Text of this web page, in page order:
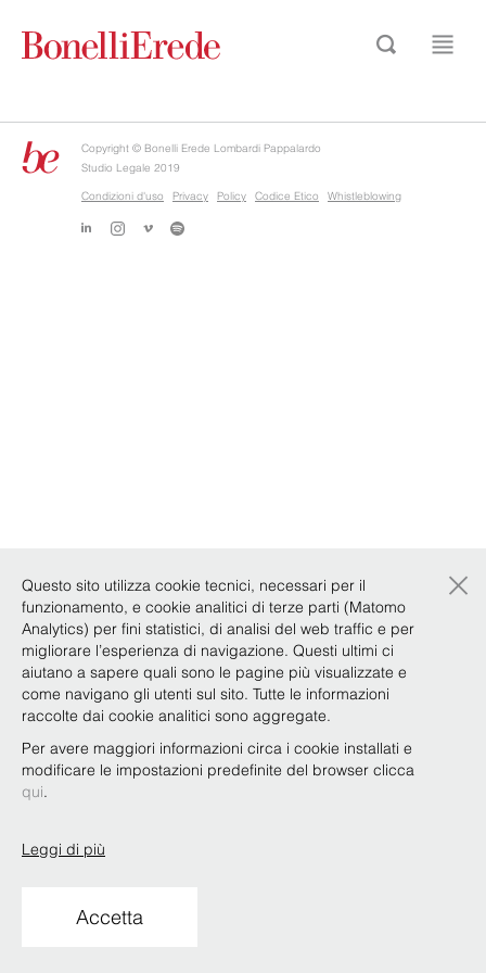
Copyright © Bonelli Erede Lombardi Pappalardo
Studio Legale 2019
Condizioni d'uso
Privacy Policy Codice Etico Whistleblowing
Questo sito utilizza cookie tecnici, necessari per il
funzionamento, e cookie analitici di terze parti (Matomo
Analytics) per fini statistici, di analisi del web traffic e per
migliorare l’esperienza di navigazione. Questi ultimi ci
aiutano a sapere quali sono le pagine più visualizzate e
come navigano gli utenti sul sito. Tutte le informazioni
raccolte dai cookie analitici sono aggregate.
Per avere maggiori informazioni circa i cookie installati e
modificare le impostazioni predefinite del browser clicca
qui.
Leggi di più
Accetta
×